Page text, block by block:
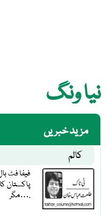
نیا ونگ
مزید خبریں
کالم
فیفا فٹ
پاکستان کا
مگر….